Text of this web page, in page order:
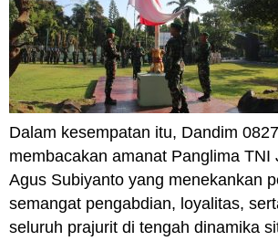
Dalam kesempatan itu, Dandim
membacakan amanat Panglima TNI
Agus Subiyanto yang menekankan
semangat pengabdian, loyalitas,
seluruh prajurit di tengah dinamika